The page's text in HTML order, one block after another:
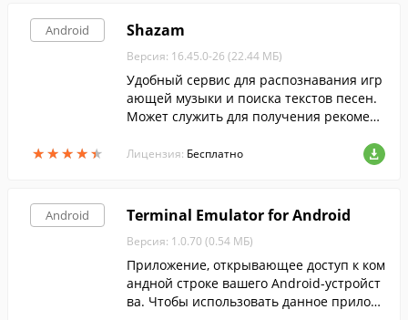
Android
★★★★★
★★★★★
Shazam
Версия: 16.45.0-26 (22.44 МБ)
Удобный сервис для распознавания игр
ающей музыки и поиска текстов песен.
Может служить для получения рекоменд
в Shazam и поиска новых музыкальных
Лицензия: Бесплатно
Android Terminal Emulator for Android
Версия: 1.0.70 (0.54 МБ)
Приложение, открывающее доступ к ком
андной строке вашего Android-устройст
ва. Чтобы использовать данное прилож